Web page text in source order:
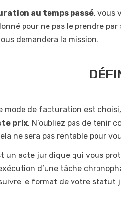
au temps passé, vous
pour ne pas le prendre
demandera la mission.
mode de facturation est
prix. N’oubliez pas de tenir
ne sera pas rentable pour
un acte juridique qui vous
d’une tâche
le format de votre statut